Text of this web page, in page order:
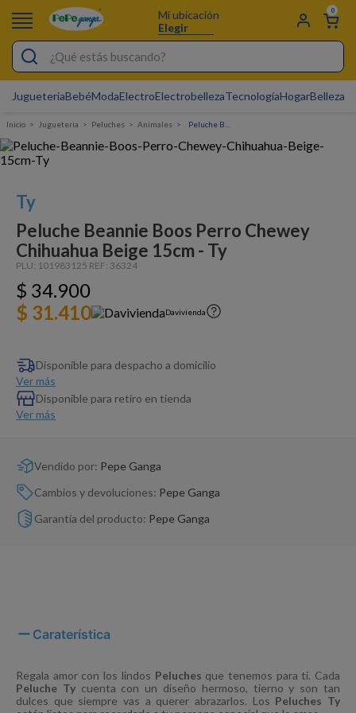
Mi ubicación
Elegir
0
¿Qué estás buscando?
JugueteriaBebéModaElectroElectrobellezaTecnologíaHogarBelleza
Jugueteria Peluches animales
Ty
Peluche Beannie Boos Perro Chewey
Chihuahua Beige 15cm - Ty
PLU: 101983125 REF: 36324
$ 34.900
$ 31.410
Davivienda
Disponible para despacho a domicilio
Ver más
Disponible para retiro en tienda
Ver más
Vendido por: Pepe Ganga
Cambios y devoluciones: Pepe Ganga
Garantía del producto: Pepe Ganga
Caraterística
Regala amor con los lindos Peluches que tenemos para ti. Cada
Peluche Tycuenta con un diseño hermoso, tierno y son tan
dulces que siempre vas a querer abrazarlos. Los Peluches Ty
Pijamas
Electro
Figuras Toy Story
Carters
Silla Mecedora Bebé
Cartas Pokemon
Dinosaurio Juguete